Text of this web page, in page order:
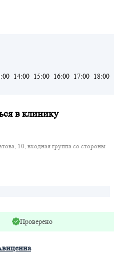
14:00 15:00 16:00 17:00 18:00
в клинику
10, входная группа со стороны
Проверено